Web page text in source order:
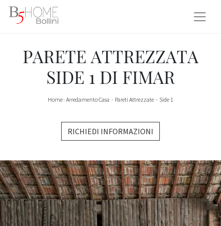
PARETE ATTREZZATA
SIDE 1 DI FIMAR
Home- Arredamento Casa - Pareti Attrezzate - Side 1
RICHIEDI INFORMAZIONI